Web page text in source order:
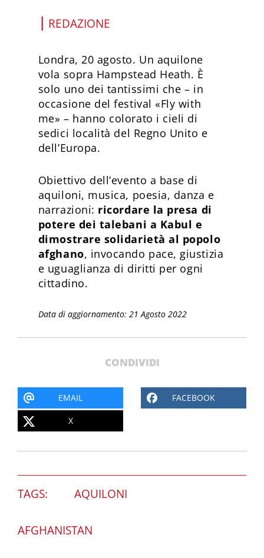
| REDAZIONE
Londra, 20 agosto. Un aquilone
vola sopra Hampstead Heath. È
solo uno dei tantissimi che – in
occasione del festival «Fly with
me» – hanno colorato i cieli di
sedici località del Regno Unito e
dell’Europa.
Obiettivo dell’evento a base di
aquiloni, musica, poesia, danza e
narrazioni: ricordare la presa di
potere dei talebani a Kabul e
dimostrare solidarietà al popolo
afghano, invocando pace, giustizia
e uguaglianza di diritti per ogni
cittadino.
Data di aggiornamento: 21 Agosto 2022
CONDIVIDI
EMAIL FACEBOOK
X
TAGS: AQUILONI
AFGHANISTAN